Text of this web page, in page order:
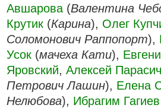
Авшарова (Валентина
Крутик (Карина), Олег
Соломонович Раппопорт),
Усок (мачеха Кати),
Яровский, Алексей Парасич
Петрович Лашин), Елена
Нелюбова), Ибрагим Гагиев